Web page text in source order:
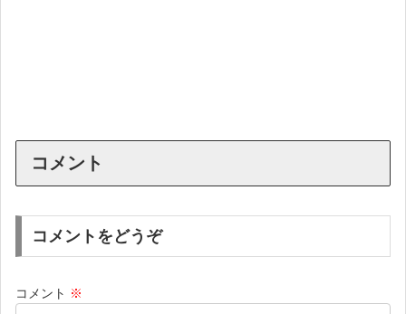
コメント
コメントをどうぞ
コメント ※